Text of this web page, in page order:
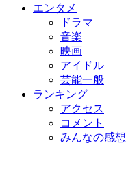
エンタメ
ドラマ
音楽
映画
アイドル
芸能一般
ランキング
アクセス
コメント
みんなの感想